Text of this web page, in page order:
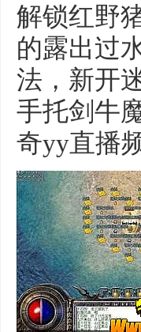
解锁红野
的露出过
法，新开
手托剑牛
奇yy直播